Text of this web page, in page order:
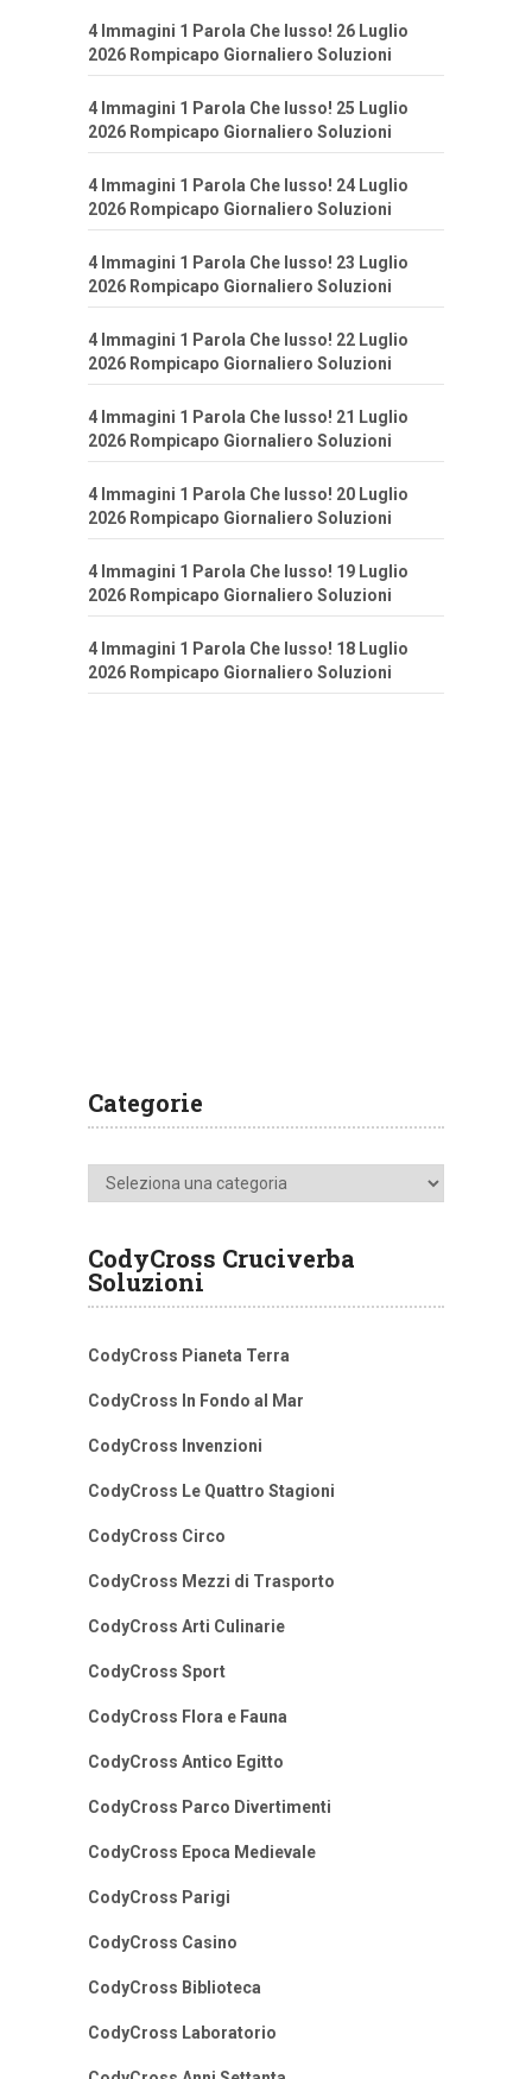
4 Immagini 1 Parola Che lusso! 26 Luglio
2026 Rompicapo Giornaliero Soluzioni
4 Immagini 1 Parola Che lusso! 25 Luglio
2026 Rompicapo Giornaliero Soluzioni
4 Immagini 1 Parola Che lusso! 24 Luglio
2026 Rompicapo Giornaliero Soluzioni
4 Immagini 1 Parola Che lusso! 23 Luglio
2026 Rompicapo Giornaliero Soluzioni
4 Immagini 1 Parola Che lusso! 22 Luglio
2026 Rompicapo Giornaliero Soluzioni
4 Immagini 1 Parola Che lusso! 21 Luglio
2026 Rompicapo Giornaliero Soluzioni
4 Immagini 1 Parola Che lusso! 20 Luglio
2026 Rompicapo Giornaliero Soluzioni
4 Immagini 1 Parola Che lusso! 19 Luglio
2026 Rompicapo Giornaliero Soluzioni
4 Immagini 1 Parola Che lusso! 18 Luglio
2026 Rompicapo Giornaliero Soluzioni
Categorie
Categorie
CodyCross Cruciverba
Soluzioni
CodyCross Pianeta Terra
CodyCross In Fondo al Mar
CodyCross Invenzioni
CodyCross Le Quattro Stagioni
CodyCross Circo
CodyCross Mezzi di Trasporto
CodyCross Arti Culinarie
CodyCross Sport
CodyCross Flora e Fauna
CodyCross Antico Egitto
CodyCross Parco Divertimenti
CodyCross Epoca Medievale
CodyCross Parigi
CodyCross Casino
CodyCross Biblioteca
CodyCross Laboratorio